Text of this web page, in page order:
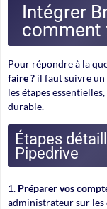
Intégrer
comment
Pour répondre à la
faire ? il faut suivre
les étapes
durable.
Étapes
Pipedrive
Préparer vos
administrateur sur les